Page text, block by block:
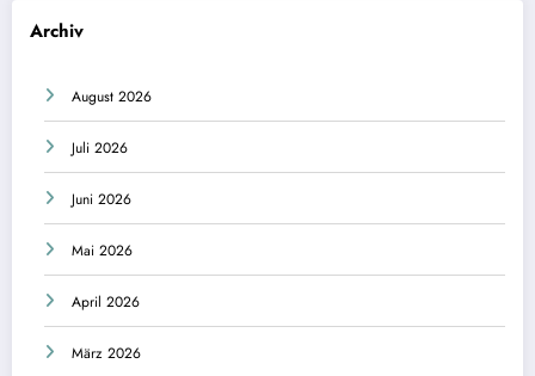
Archiv
August 2026
Juli 2026
Juni 2026
Mai 2026
April 2026
März 2026